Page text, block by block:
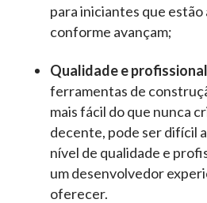
para iniciantes que
conforme avançam;
Qualidade e
ferramentas de
mais fácil do que nunca
decente, pode ser difícil
nível de qualidade e
um desenvolvedor
oferecer.